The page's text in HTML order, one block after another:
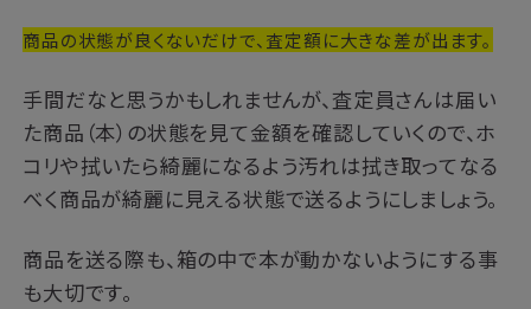
商品の状態が良くないだけで、査定額に大きな差が出ます。
手間だなと思うかもしれませんが、査定員さんは届い
た商品（本）の状態を見て金額を確認していくので、ホ
コリや拭いたら綺麗になるよう汚れは拭き取ってなる
べく商品が綺麗に見える状態で送るようにしましょう。
商品を送る際も、箱の中で本が動かないようにする事
も大切です。